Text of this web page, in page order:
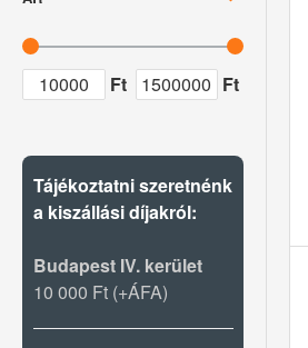
Ft Ft
Csomagológépek
Egyéb előkészítő
eszközök
tárcsák
GASZTROMETÁL
INTERCOM
KITCHEN AID
LA BARKET
LOTUS
Tájékoztatni szeretnénk
a kiszállási díjakról:
Budapest IV. kerület
10 000 Ft (+ÁFA)